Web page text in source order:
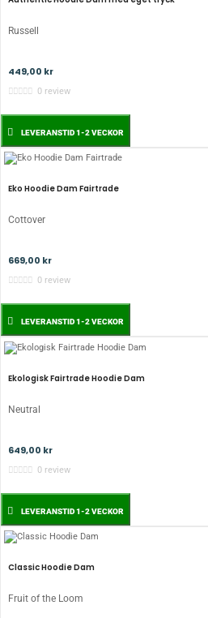
Russell
449,00 kr
0 review
LEVERANSTID 1-2 VECKOR
Eko Hoodie Dam Fairtrade
Cottover
669,00 kr
0 review
LEVERANSTID 1-2 VECKOR
Ekologisk Fairtrade Hoodie Dam
Neutral
649,00 kr
0 review
LEVERANSTID 1-2 VECKOR
Classic Hoodie Dam
Fruit of the Loom